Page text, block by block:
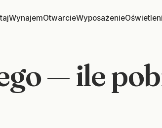
WynajemOtwarcieWyposażenie
— ile